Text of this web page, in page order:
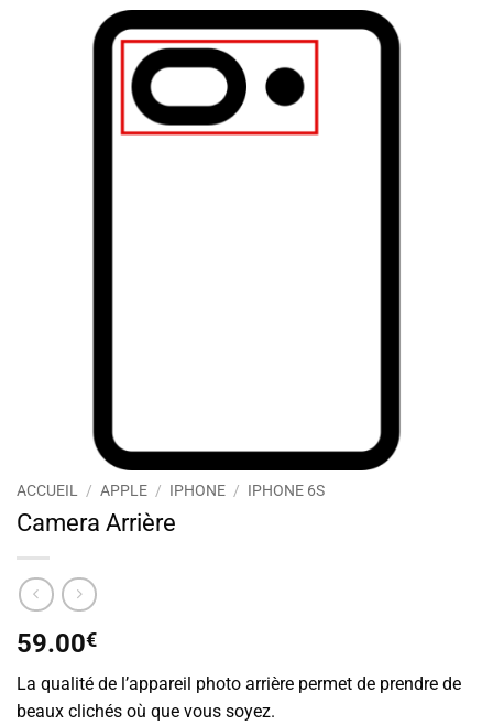
ACCUEIL / APPLE / IPHONE / IPHONE 6S
Camera Arrière
59.00€
La qualité de l’appareil photo arrière permet de prendre de
beaux clichés où que vous soyez.